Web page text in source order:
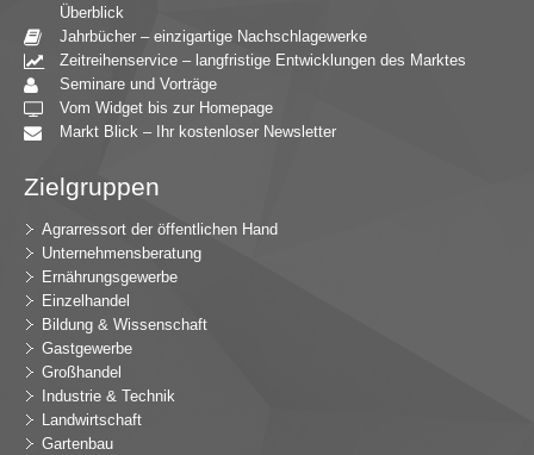
Überblick
Jahrbücher – einzigartige Nachschlagewerke
Zeitreihenservice – langfristige Entwicklungen des Marktes
Seminare und Vorträge
Vom Widget bis zur Homepage
Markt Blick – Ihr kostenloser Newsletter
Zielgruppen
Agrarressort der öffentlichen Hand
Unternehmensberatung
Ernährungsgewerbe
Einzelhandel
Bildung & Wissenschaft
Gastgewerbe
Großhandel
Industrie & Technik
Landwirtschaft
Gartenbau